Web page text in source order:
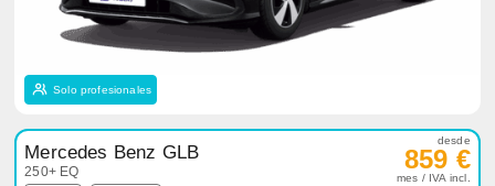
Solo profesionales
Mercedes Benz GLB
250+ EQ
desde
859 €
mes / IVA incl.